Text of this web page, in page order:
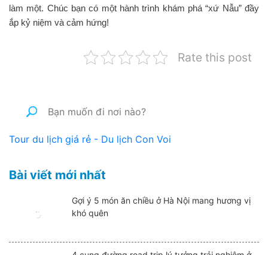
làm một. Chúc bạn có một hành trình khám phá “xứ Nẫu” đầy
ắp kỷ niệm và cảm hứng!
Rate this post
Tour du lịch giá rẻ - Du lịch Con Voi
Bài viết mới nhất
Gợi ý 5 món ăn chiều ở Hà Nội mang hương vị
khó quên